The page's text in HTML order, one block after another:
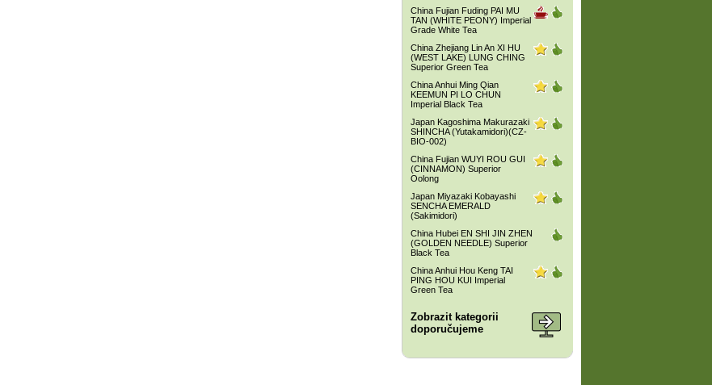
China Fujian Fuding PAI MU
TAN (WHITE PEONY) Imperial
Grade White Tea
China Zhejiang Lin An XI HU
(WEST LAKE) LUNG CHING
Superior Green Tea
China Anhui Ming Qian
KEEMUN PI LO CHUN
Imperial Black Tea
Japan Kagoshima Makurazaki
SHINCHA (Yutakamidori)(CZ-
BIO-002)
China Fujian WUYI ROU GUI
(CINNAMON) Superior
Oolong
Japan Miyazaki Kobayashi
SENCHA EMERALD
(Sakimidori)
China Hubei EN SHI JIN ZHEN
(GOLDEN NEEDLE) Superior
Black Tea
China Anhui Hou Keng TAI
PING HOU KUI Imperial
Green Tea
Zobrazit kategorii
doporučujeme